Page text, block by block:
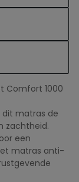
Comfort 1000
dit matras de
zachtheid.
een
matras anti-